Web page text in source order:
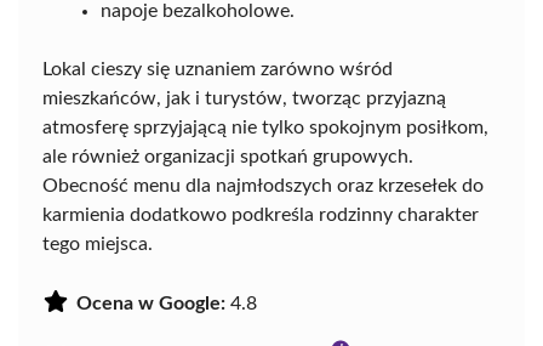
napoje bezalkoholowe.
Lokal cieszy się uznaniem zarówno wśród
mieszkańców, jak i turystów, tworząc przyjazną
atmosferę sprzyjającą nie tylko spokojnym posiłkom,
ale również organizacji spotkań grupowych.
Obecność menu dla najmłodszych oraz krzesełek do
karmienia dodatkowo podkreśla rodzinny charakter
tego miejsca.
Ocena w Google: 4.8